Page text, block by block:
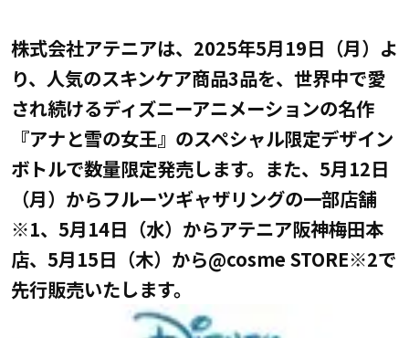
株式会社アテニアは、2025年5月19日（月）よ
り、人気のスキンケア商品3品を、世界中で愛
され続けるディズニーアニメーションの名作
『アナと雪の女王』のスペシャル限定デザイン
ボトルで数量限定発売します。また、5月12日
（月）からフルーツギャザリングの一部店舗
※1、5月14日（水）からアテニア阪神梅田本
店、5月15日（木）から@cosme STORE※2で
先行販売いたします。